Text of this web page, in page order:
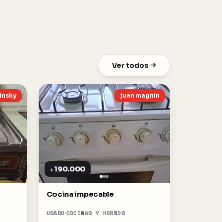
Ver todos
juan magnin
$ 190.000
Cocina impecable
USADO COCINAS Y HORNOS